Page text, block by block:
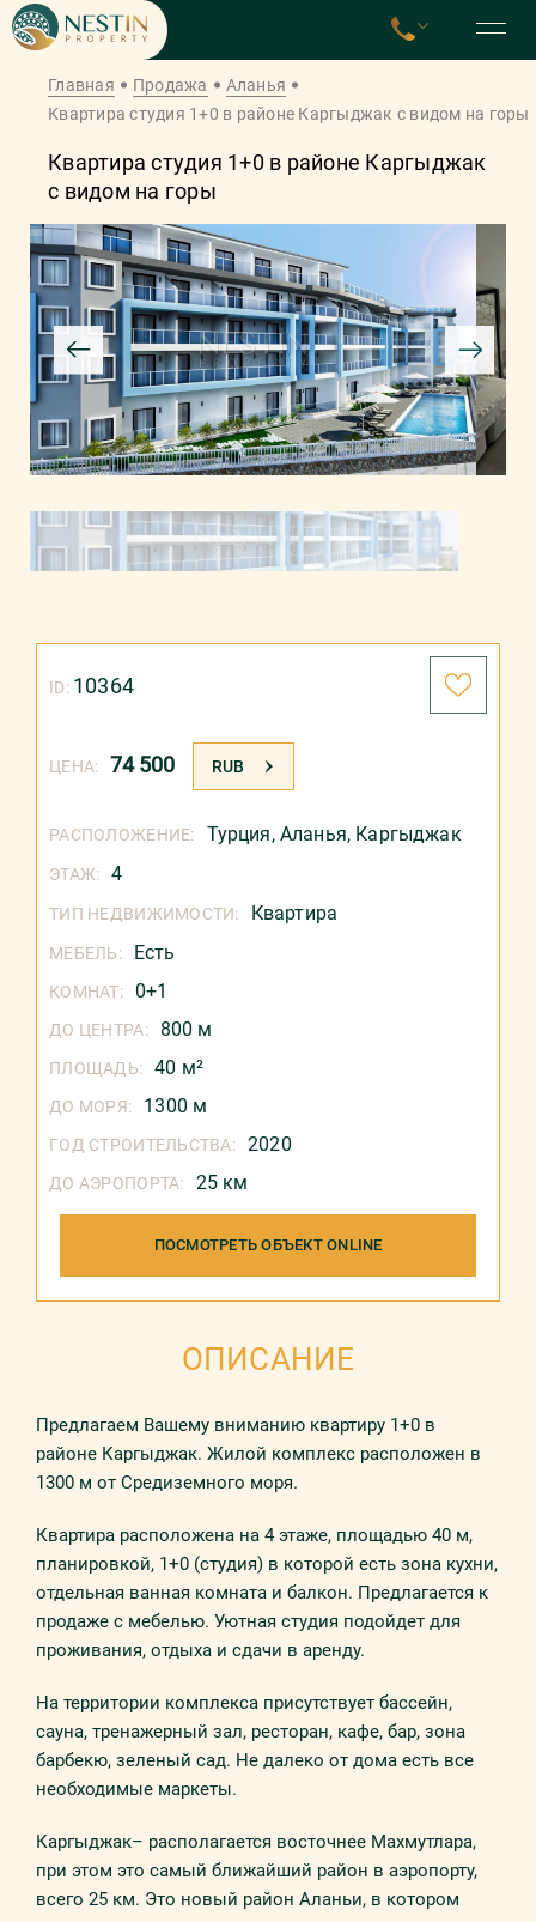
Главная Продажа
Аланья
Квартира студия 1+0 в районе Каргыджак с видом на горы
Квартира студия 1+0 в районе Каргыджак
с видом на горы
ЦЕНА: 74 500 RUB
ID: 10364
РАСПОЛОЖЕНИЕ: Турция, Аланья, Каргыджак
ЭТАЖ: 4
ТИП НЕДВИЖИМОСТИ: Квартира
МЕБЕЛЬ: Есть
КОМНАТ: 0+1
ДО ЦЕНТРА: 800 м
ПЛОЩАДЬ: 40 м²
ДО МОРЯ: 1300 м
ГОД СТРОИТЕЛЬСТВА: 2020
ДО АЭРОПОРТА: 25 км
ПОСМОТРЕТЬ ОБЪЕКТ ONLINE
ОПИСАНИЕ
Предлагаем Вашему вниманию квартиру 1+0 в
районе Каргыджак. Жилой комплекс расположен в
1300 м от Средиземного моря.
Квартира расположена на 4 этаже, площадью 40 м,
планировкой, 1+0 (студия) в которой есть зона кухни,
отдельная ванная комната и балкон. Предлагается к
продаже с мебелью. Уютная студия подойдет для
проживания, отдыха и сдачи в аренду.
На территории комплекса присутствует бассейн,
сауна, тренажерный зал, ресторан, кафе, бар, зона
барбекю, зеленый сад. Не далеко от дома есть все
необходимые маркеты.
Каргыджак– располагается восточнее Махмутлара,
при этом это самый ближайший район в аэропорту,
всего 25 км. Это новый район Аланьи, в котором